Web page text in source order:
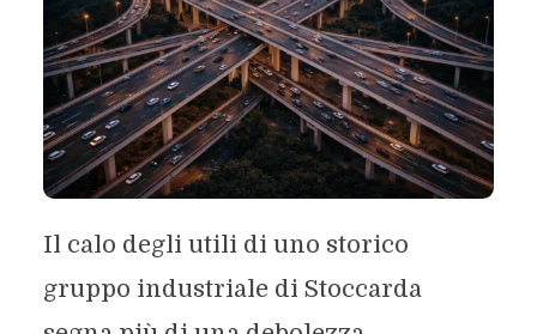
Il calo degli utili di uno storico
gruppo industriale di Stoccarda